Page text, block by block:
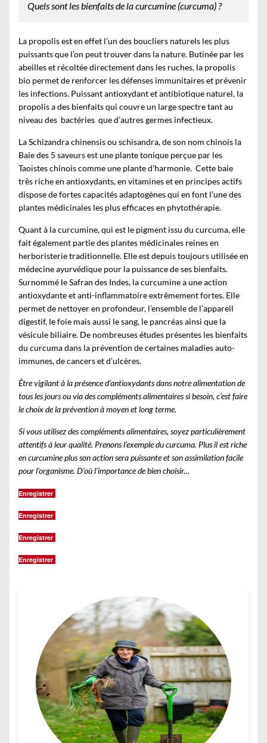
Quels sont les bienfaits de la curcumine (curcuma) ?
La propolis est en effet l’un des boucliers naturels les plus
puissants que l’on peut trouver dans la nature. Butinée par les
abeilles et récoltée directement dans les ruches, la propolis
bio permet de renforcer les défenses immunitaires et prévenir
les infections. Puissant antioxydant et antibiotique naturel, la
propolis a des bienfaits qui couvre un large spectre tant au
niveau des bactéries que d’autres germes infectieux.
LaSchizandra chinensisou schisandra, de son nom chinois la
Baie des 5 saveurs est une plante tonique perçue par les
Taoïstes chinois comme une plante d’harmonie. Cette baie
très riche en antioxydants, en vitamines et en principes actifs
dispose de fortes capacités adaptogènes qui en font l’une des
plantes médicinales les plus efficaces en phytothérapie.
Quant à la curcumine, qui est le pigment issu du curcuma, elle
fait également partie des plantes médicinales reines en
herboristerie traditionnelle. Elle est depuis toujours utilisée en
médecine ayurvédique pour la puissance de ses bienfaits.
Surnommé le Safran des Indes, la curcumine a une action
antioxydante et anti-inflammatoire extrêmement fortes. Elle
permet de nettoyer en profondeur, l’ensemble de l’appareil
digestif, le foie mais aussi le sang, le pancréas ainsi que la
vésicule biliaire. De nombreuses études présentes les bienfaits
du curcuma dans la prévention de certaines maladies auto-
immunes, de cancers et d’ulcères.
Être vigilant à la présence d’antioxydants dans notre alimentation de
tous les jours ou via des compléments alimentaires si besoin, c’est faire
le choix de la prévention à moyen et long terme.
Si vous utilisez des compléments alimentaires, soyez particulièrement
attentifs à leur qualité. Prenons l’exemple du curcuma. Plus il est riche
en curcumine plus son action sera puissante et son assimilation facile
pour l’organisme. D’où l’importance de bien choisir…
Enregistrer
Enregistrer
Enregistrer
Enregistrer